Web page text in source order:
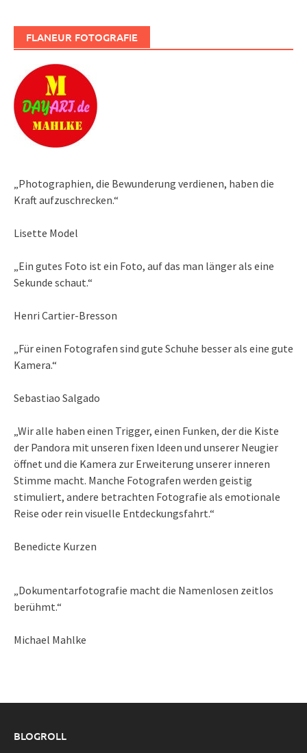
FLANEUR FOTOGRAFIE
„Photographien, die Bewunderung verdienen, haben die
Kraft aufzuschrecken.“
Lisette Model
„Ein gutes Foto ist ein Foto, auf das man länger als eine
Sekunde schaut.“
Henri Cartier-Bresson
„Für einen Fotografen sind gute Schuhe besser als eine gute
Kamera.“
Sebastiao Salgado
„Wir alle haben einen Trigger, einen Funken, der die Kiste
der Pandora mit unseren fixen Ideen und unserer Neugier
öffnet und die Kamera zur Erweiterung unserer inneren
Stimme macht. Manche Fotografen werden geistig
stimuliert, andere betrachten Fotografie als emotionale
Reise oder rein visuelle Entdeckungsfahrt.“
Benedicte Kurzen
„Dokumentarfotografie macht die Namenlosen zeitlos
berühmt.“
Michael Mahlke
BLOGROLL